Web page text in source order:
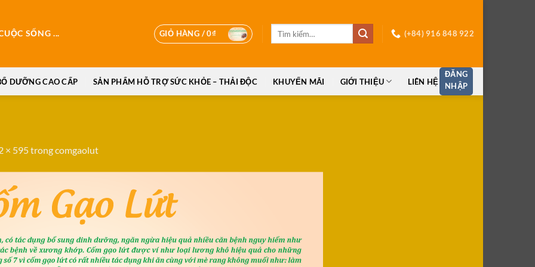
SỐNG ... GIỎ HÀNG /0₫ (+84) 916 848 922
DƯỠNG CAO CẤP SẢN PHẨM HỖ TRỢ SỨC KHỎE – THẢI ĐỘC KHUYẾN MÃI GIỚI THIỆU LIÊN HỆ
ĐĂNG
NHẬP
× 595trongcomgaolut